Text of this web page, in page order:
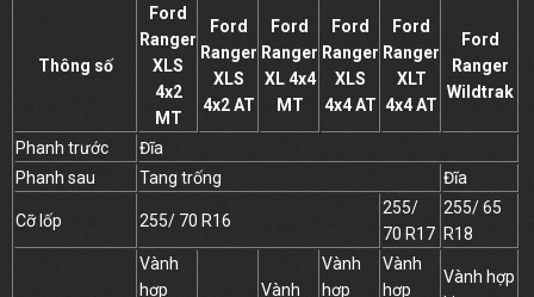
Thông số
Ford
Ranger
XLS
4x2
MT
Ford
Ranger
XLS
4x2 AT
Ford
Ranger
XL 4x4
MT
Ford
Ranger
XLS
4x4 AT
Ford
Ranger
XLT
4x4 AT
Ford
Ranger
Wildtrak
Phanh trước
Đĩa
Phanh sau
Tang trống Đĩa
Cỡ lốp 255/ 70 R16
255/
70 R17
255/ 65
R18
Vành
hợp
Vành
Vành
hợp
Vành
hợp
Vành hợp